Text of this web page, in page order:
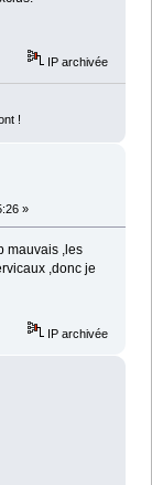
IP archivée
!
»
mauvais ,les
,donc je
IP archivée